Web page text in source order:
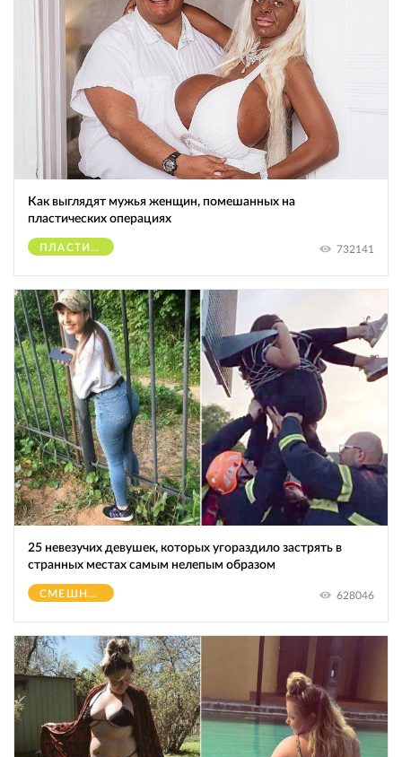
Как выглядят мужья женщин, помешанных на
пластических операциях
ПЛАСТИЧЕСКИЕ ОПЕРАЦИИ 732141
25 невезучих девушек, которых угораздило застрять в
странных местах самым нелепым образом
СМЕШНОЕ 628046